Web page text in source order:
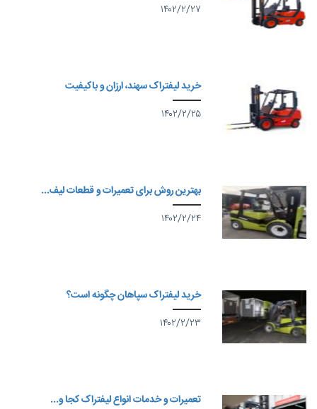
۱۴۰۲/۲/۲۷
خرید لیفتراک سهند، ارزان و باکیفیت
۱۴۰۲/۲/۲۵
بهترین روش برای تعمیرات و قطعات لیف...
۱۴۰۲/۲/۲۴
خرید لیفتراک سپاهان چگونه است؟
۱۴۰۲/۲/۲۳
تعمیرات و خدمات انواع لیفتراک کجا و...